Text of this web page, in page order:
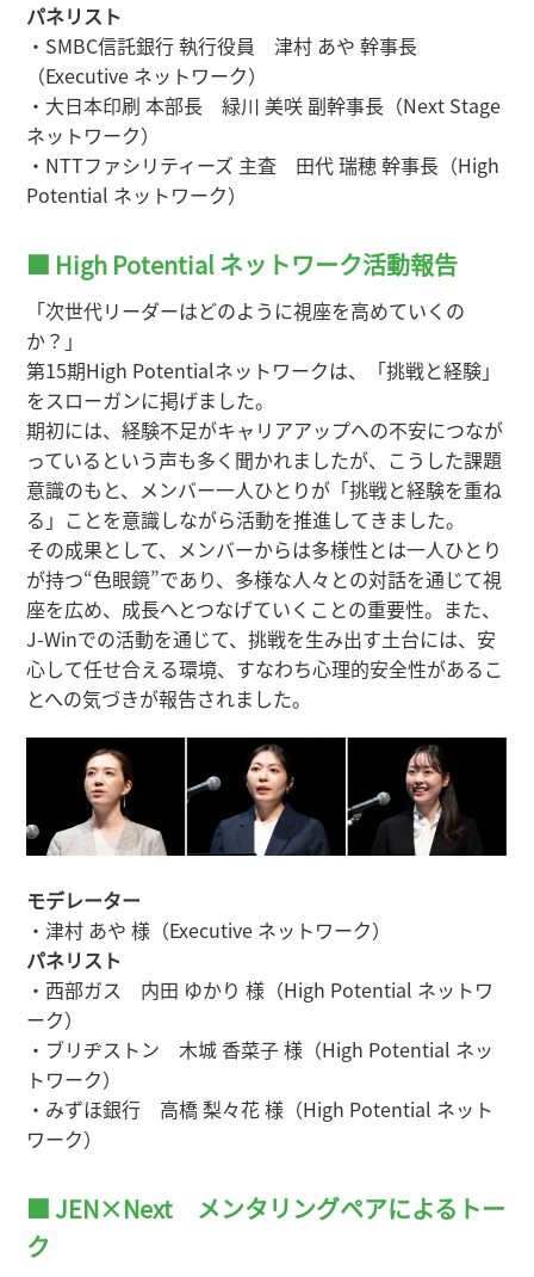
パネリスト
・SMBC信託銀行 執行役員 津村 あや 幹事長
（Executive ネットワーク）
・大日本印刷 本部長 緑川 美咲 副幹事長（Next Stage
ネットワーク）
・NTTファシリティーズ 主査 田代 瑞穂 幹事長（High
Potential ネットワーク）
■ High Potential ネットワーク活動報告
「次世代リーダーはどのように視座を高めていくの
か？」
第15期High Potentialネットワークは、「挑戦と経験」
をスローガンに掲げました。
期初には、経験不足がキャリアアップへの不安につなが
っているという声も多く聞かれましたが、こうした課題
意識のもと、メンバー一人ひとりが「挑戦と経験を重ね
る」ことを意識しながら活動を推進してきました。
その成果として、メンバーからは多様性とは一人ひとり
が持つ“色眼鏡”であり、多様な人々との対話を通じて視
座を広め、成長へとつなげていくことの重要性。また、
J-Winでの活動を通じて、挑戦を生み出す土台には、安
心して任せ合える環境、すなわち心理的安全性があるこ
とへの気づきが報告されました。
モデレーター
・津村 あや 様（Executive ネットワーク）
パネリスト
・西部ガス 内田 ゆかり 様（High Potential ネットワ
ーク）
・ブリヂストン 木城 香菜子 様（High Potential ネッ
トワーク）
・みずほ銀行 高橋 梨々花 様（High Potential ネット
ワーク）
■ JEN×Next メンタリングペアによるトー
ク